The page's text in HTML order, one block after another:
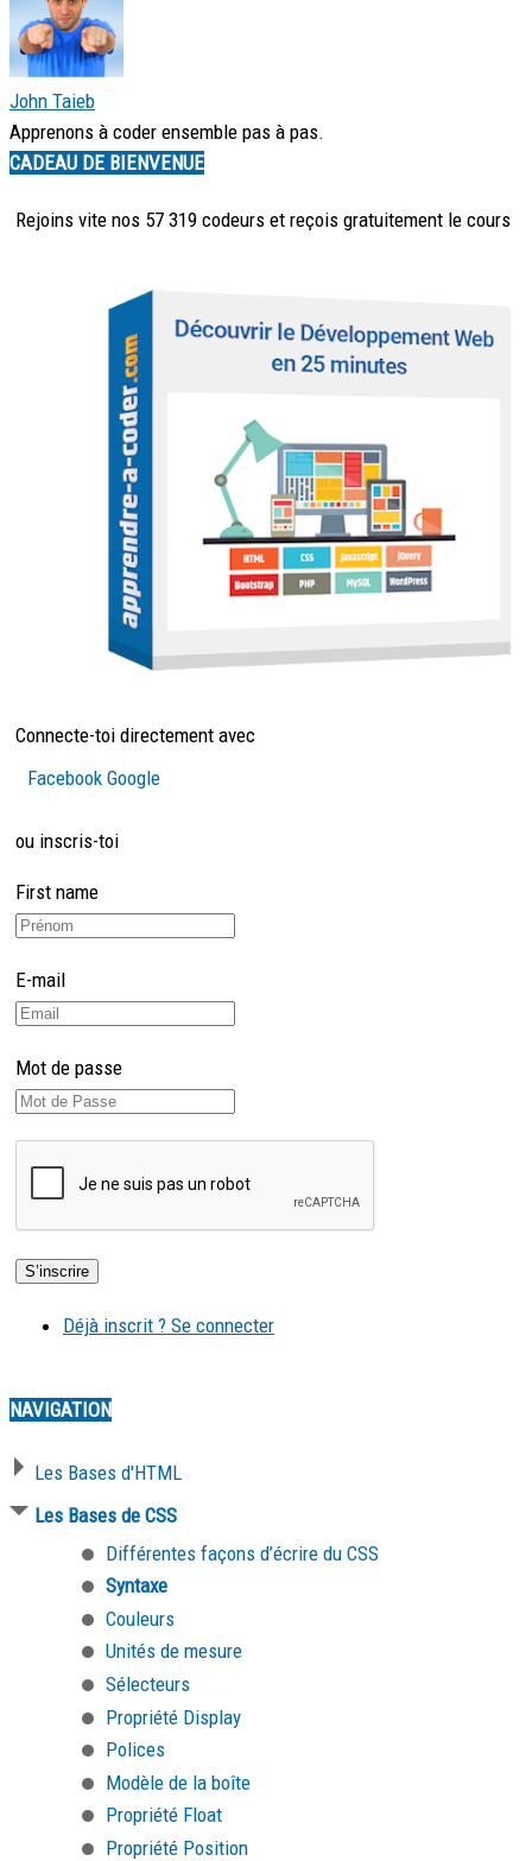
John Taieb
Apprenons à coder ensemble pas à pas.
CADEAU DE BIENVENUE
Rejoins vite nos 57 319 codeurs et reçois gratuitement le cours
Connecte-toi directement avec
Facebook Google
ou inscris-toi
First name
E-mail
Mot de passe
Déjà inscrit ? Se connecter
NAVIGATION
Les Bases d'HTML
Les Bases de CSS
Différentes façons d’écrire du CSS
Syntaxe
Couleurs
Unités de mesure
Sélecteurs
Propriété Display
Polices
Modèle de la boîte
Propriété Float
Propriété Position